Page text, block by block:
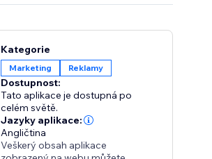
Kategorie
Marketing Reklamy
Dostupnost:
Tato aplikace je dostupná po
celém světě.
Jazyky aplikace:
Angličtina
Veškerý obsah aplikace